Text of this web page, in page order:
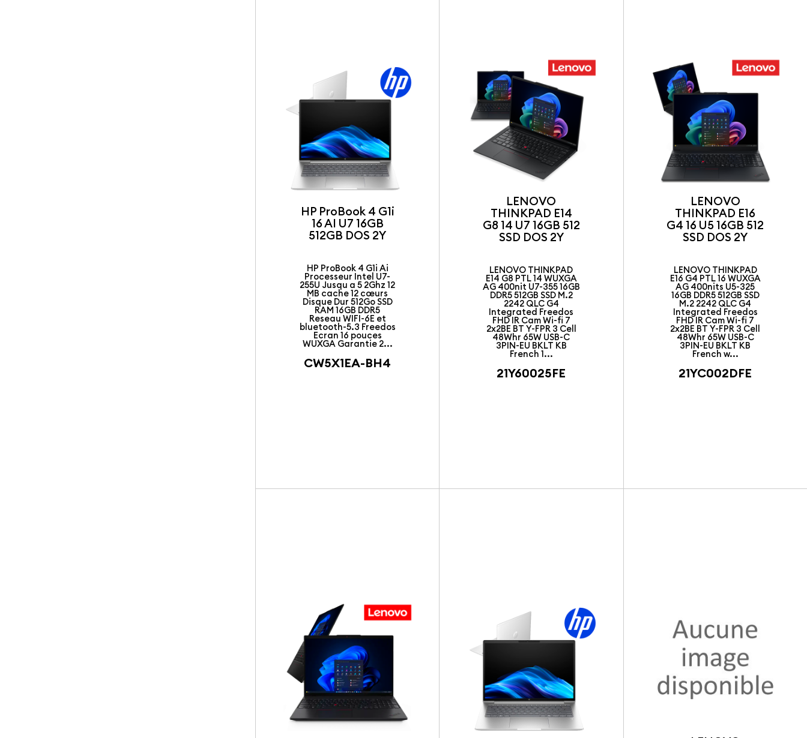
HP ProBook 4 G1i
16 AI U7 16GB
512GB DOS 2Y
HP ProBook 4 G1i Ai
Processeur Intel U7-
255U Jusqu a 5 2Ghz 12
MB cache 12 cœurs
Disque Dur 512Go SSD
RAM 16GB DDR5
Reseau WIFI-6E et
bluetooth-5.3 Freedos
Ecran 16 pouces
WUXGA Garantie 2...
CW5X1EA-BH4
LENOVO
THINKPAD E14
G8 14 U7 16GB 512
SSD DOS 2Y
LENOVO THINKPAD
E14 G8 PTL 14 WUXGA
AG 400nit U7-355 16GB
DDR5 512GB SSD M.2
2242 QLC G4
Integrated Freedos
FHD IR Cam Wi-fi 7
2x2BE BT Y-FPR 3 Cell
48Whr 65W USB-C
3PIN-EU BKLT KB
French 1...
21Y60025FE
LENOVO
THINKPAD E16
G4 16 U5 16GB 512
SSD DOS 2Y
LENOVO THINKPAD
E16 G4 PTL 16 WUXGA
AG 400nits U5-325
16GB DDR5 512GB SSD
M.2 2242 QLC G4
Integrated Freedos
FHD IR Cam Wi-fi 7
2x2BE BT Y-FPR 3 Cell
48Whr 65W USB-C
3PIN-EU BKLT KB
French w...
21YC002DFE